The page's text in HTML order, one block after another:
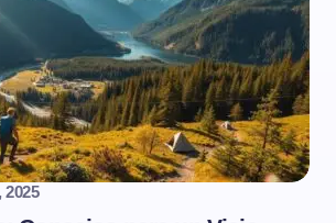
2025